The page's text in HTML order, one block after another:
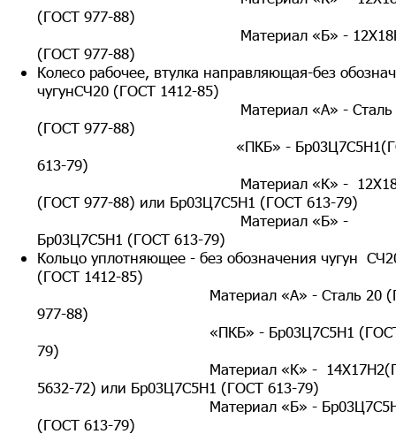
(ГОСТ 977-88)
Материал «Б» -
(ГОСТ 977-88)
Колесо рабочее, втулка направляющая-без
чугунСЧ20 (ГОСТ 1412-85)
Материал «А» - Сталь
(ГОСТ 977-88)
«ПКБ» -
613-79)
Материал «К» -
(ГОСТ 977-88) или Бр03Ц7С5Н1 (ГОСТ 613-79)
Материал «Б» -
Бр03Ц7С5Н1 (ГОСТ 613-79)
Кольцо уплотняющее - без обозначения чугун
(ГОСТ 1412-85)
Материал «А» - Сталь 20
977-88)
«ПКБ» - Бр03Ц7С5Н1 (ГОСТ
79)
Материал «К» -
5632-72) или Бр03Ц7С5Н1 (ГОСТ 613-79)
Материал «Б» -
(ГОСТ 613-79)